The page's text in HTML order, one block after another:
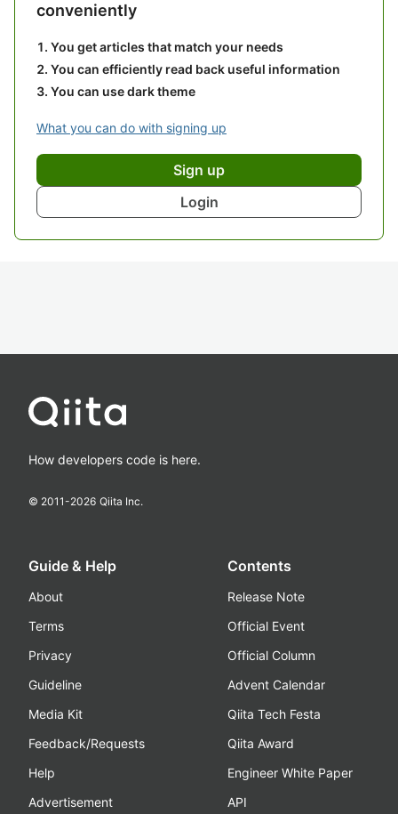
conveniently
You get articles that match your needs
You can efficiently read back useful information
You can use dark theme
What you can do with signing up
Sign up
Login
How developers code is here.
© 2011-2026 Qiita Inc.
Guide & Help
About
Terms
Privacy
Guideline
Media Kit
Feedback/Requests
Help
Advertisement
Contents
Release Note
Official Event
Official Column
Advent Calendar
Qiita Tech Festa
Qiita Award
Engineer White Paper
API